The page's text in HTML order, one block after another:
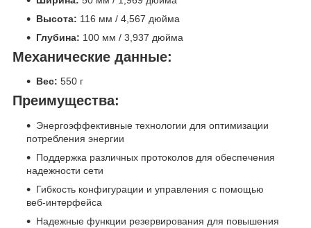
Высота: 116 мм / 4,567 дюйма
Глубина: 100 мм / 3,937 дюйма
Механические данные:
Вес: 550 г
Преимущества:
Энергоэффективные технологии для оптимизации
потребления энергии
Поддержка различных протоколов для обеспечения
надежности сети
Гибкость конфигурации и управления с помощью
веб-интерфейса
Надежные функции резервирования для повышения